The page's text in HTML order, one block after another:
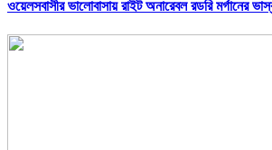
ওয়েলসবাসীর ভালোবাসায় রাইট অনারেবল রডরি মর্গানের